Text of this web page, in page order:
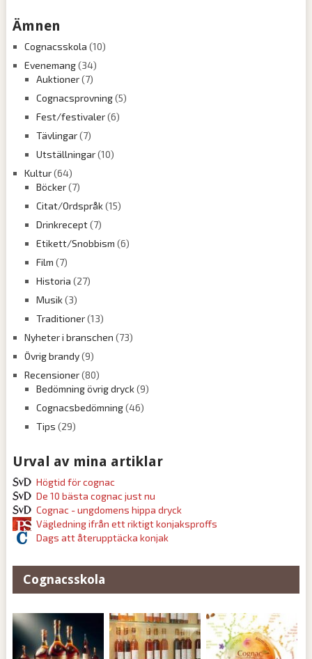
Ämnen
Cognacsskola (10)
Evenemang(34)
Auktioner(7)
Cognacsprovning(5)
Fest/festivaler(6)
Tävlingar(7)
Utställningar(10)
Kultur(64)
Böcker(7)
Citat/Ordspråk(15)
Drinkrecept(7)
Etikett/Snobbism (6)
Film (7)
Historia (27)
Musik(3)
Traditioner(13)
Nyheter i branschen (73)
Övrig brandy(9)
Recensioner(80)
Bedömning övrig dryck(9)
Cognacsbedömning(46)
Tips (29)
Urval av mina artiklar
Högtid för cognac
De 10 bästa cognac just nu
Cognac - ungdomens hippa dryck
Vägledning ifrån ett riktigt konjaksproffs
Dags att återupptäcka konjak
Cognacsskola